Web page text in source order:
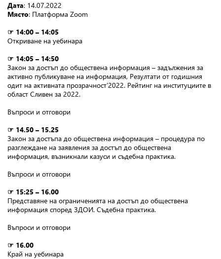
Дата: 14.07.2022
Място: Платформа Zoom
☞ 14:00 – 14:05
Откриване на уебинара
☞ 14:05 – 14:50
Закон за достъп до обществена информация – задължения за
активно публикуване на информация, Резултати от годишния
одит на активната прозрачност'2022. Рейтинг на институциите в
област Сливен за 2022.
Въпроси и отговори
☞ 14.50 – 15.25
Закон за достъпа до обществена информация – процедура по
разглеждане на заявления за достъп до обществена
информация, възникнали казуси и съдебна практика.
Въпроси и отговори
☞ 15:25 – 16.00
Представяне на ограниченията на достъп до обществена
информация според ЗДОИ. Съдебна практика.
Въпроси и отговори
☞ 16.00
Край на уебинара